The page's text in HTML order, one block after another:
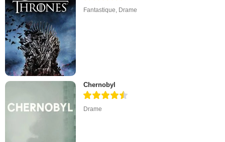
Fantastique Drame
Chernobyl
Drame